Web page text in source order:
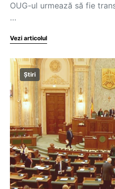
OUG-ul urmează să fie
…
Vezi articolul
Știri